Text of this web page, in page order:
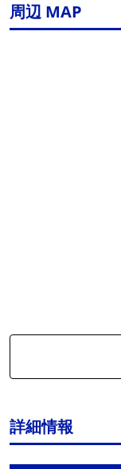
周辺 MAP
詳細情報